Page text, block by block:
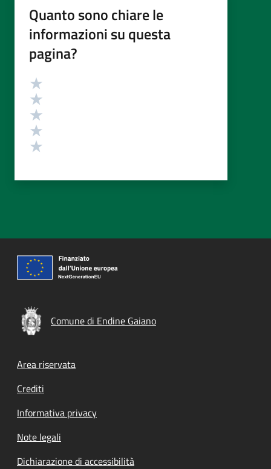
Quanto sono chiare le
informazioni su questa
pagina?
Valutazione
Comune di Endine Gaiano
Footer menu
Area riservata
Crediti
Informativa privacy
Note legali
Dichiarazione di accessibilità